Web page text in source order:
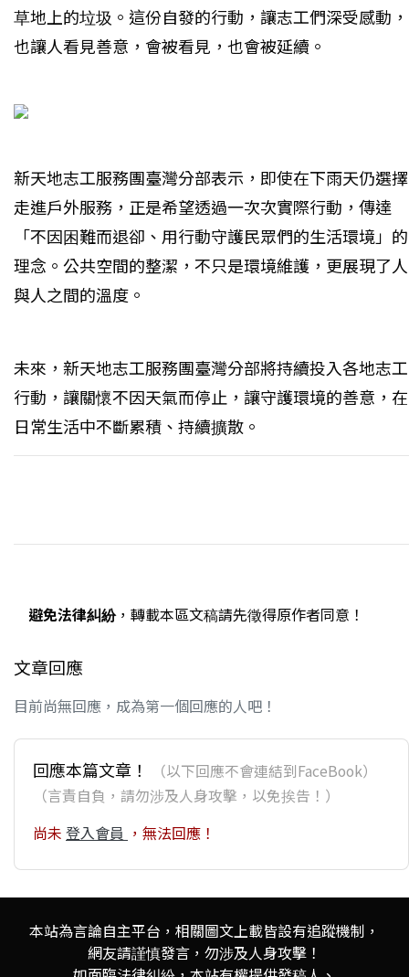
草地上的垃圾。這份自發的行動，讓志工們深受感動，
也讓人看見善意，會被看見，也會被延續。
新天地志工服務團臺灣分部表示，即使在下雨天仍選擇
走進戶外服務，正是希望透過一次次實際行動，傳達
「不因困難而退卻、用行動守護民眾們的生活環境」的
理念。公共空間的整潔，不只是環境維護，更展現了人
與人之間的溫度。
未來，新天地志工服務團臺灣分部將持續投入各地志工
行動，讓關懷不因天氣而停止，讓守護環境的善意，在
日常生活中不斷累積、持續擴散。
避免法律糾紛，轉載本區文稿請先徵得原作者同意！
文章回應
目前尚無回應，成為第一個回應的人吧！
回應本篇文章！
（以下回應不會連結到FaceBook）
（言責自負，請勿涉及人身攻擊，以免挨告！）
尚未 登入會員 ，無法回應！
本站為言論自主平台，相關圖文上載皆設有追蹤機制，
網友請謹慎發言，勿涉及人身攻擊！